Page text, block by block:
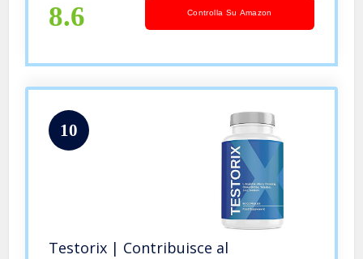
8.6 Controlla Su Amazon
10
Testorix | Contribuisce al